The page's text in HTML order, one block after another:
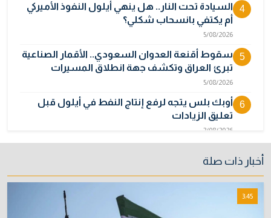
4
السيادة تحت النار.. هل ينهي أيلول النفوذ الأميركي
أم يكتفي بانسحاب شكلي؟
5/08/2026
5
سقوط أقنعة العدوان السعودي.. الأقمار الصناعية
تبرئ العراق وتكشف جهة انطلاق المسيرات
5/08/2026
6
أوبك بلس يتجه لرفع إنتاج النفط في أيلول قبل
تعليق الزيادات
2/08/2026
3/08/2026
8
نائبة تحذر من اضطرابات بسبب تأخّر دفع رواتب
أخبار ذات صلة
3:45